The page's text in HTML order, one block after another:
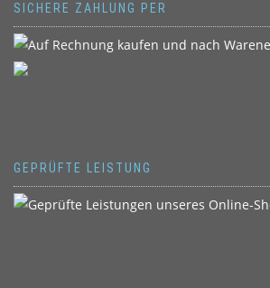
SICHERE ZAHLUNG PER
GEPRÜFTE LEISTUNG